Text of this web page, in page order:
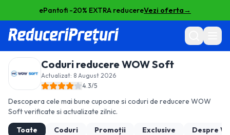
ePantofi -20% EXTRA reducereVezi oferta→
Coduri reducere WOW Soft
Actualizat: 8 August 2026
4.3/5
Descopera cele mai bune cupoane si coduri de reducere WOW
Softverificate si actualizate zilnic.
Toate
Coduri Promoții Exclusive Despre